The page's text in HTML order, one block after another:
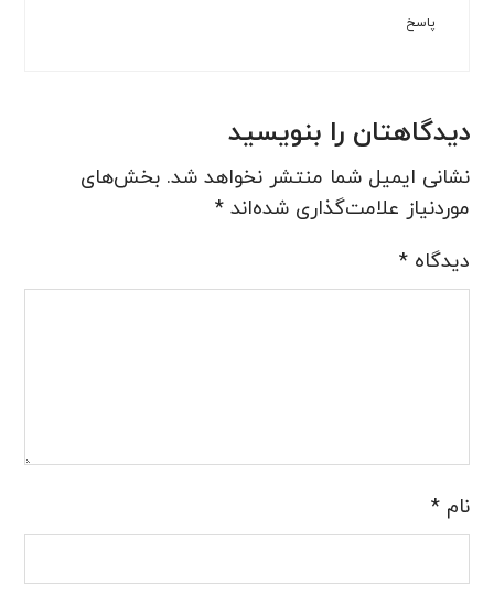
پاسخ
دیدگاهتان را بنویسید
نشانی ایمیل شما منتشر نخواهد شد. بخش‌های
موردنیاز علامت‌گذاری شده‌اند*
دیدگاه*
نام*